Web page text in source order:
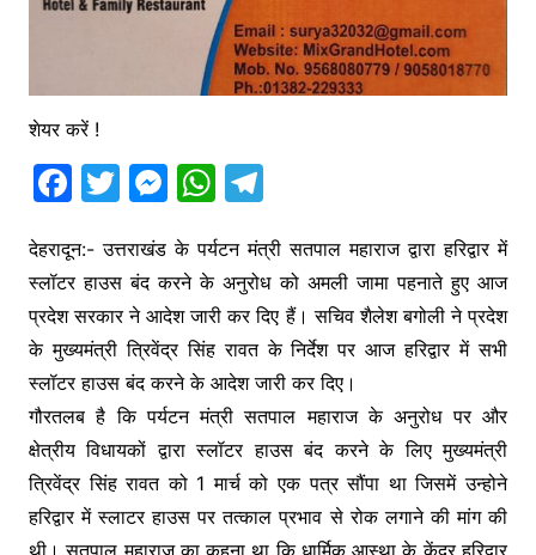
शेयर करें !
F
c
e
b
o
o
k
T
itt
er
M
s
s
e
n
g
er
W
at
s
A
p
p
T
e
gr
a
m
देहरादून:- उत्तराखंड के पर्यटन मंत्री सतपाल महाराज द्वारा हरिद्वार में
स्लॉटर हाउस बंद करने के अनुरोध को अमली जामा पहनाते हुए आज
प्रदेश सरकार ने आदेश जारी कर दिए हैं। सचिव शैलेश बगोली ने प्रदेश
के मुख्यमंत्री त्रिवेंद्र सिंह रावत के निर्देश पर आज हरिद्वार में सभी
स्लॉटर हाउस बंद करने के आदेश जारी कर दिए।
गौरतलब है कि पर्यटन मंत्री सतपाल महाराज के अनुरोध पर और
क्षेत्रीय विधायकों द्वारा स्लॉटर हाउस बंद करने के लिए मुख्यमंत्री
त्रिवेंद्र सिंह रावत को 1 मार्च को एक पत्र सौंपा था जिसमें उन्होने
हरिद्वार में स्लाटर हाउस पर तत्काल प्रभाव से रोक लगाने की मांग की